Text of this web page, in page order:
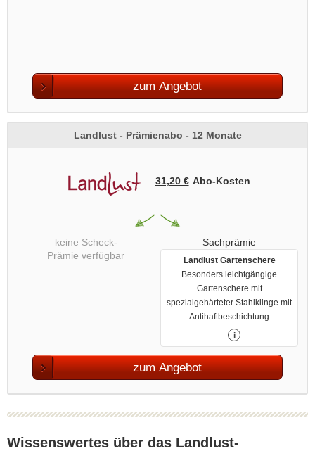
zum Angebot
Landlust - Prämienabo - 12 Monate
31,20 € Abo‑Kosten
keine Scheck-
Prämie verfügbar
Sachprämie
Landlust Gartenschere
Besonders leichtgängige
Gartenschere mit
spezialgehärteter Stahlklinge mit
Antihaftbeschichtung
i
zum Angebot
Wissenswertes über das Landlust-